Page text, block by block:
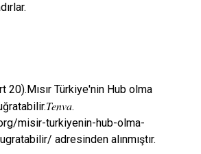
20).Mısır Türkiye'nin Hub olma
Tenva.
misir-turkiyenin-hub-olma-
adresinden alınmıştır.